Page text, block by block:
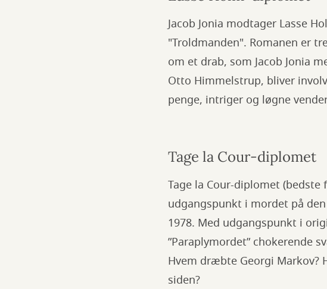
Jacob Jonia modtager Lasse
"Troldmanden". Romanen er
om et drab, som Jacob Jonia
Otto Himmelstrup, bliver
penge, intriger og løgne
Tage la Cour-diplomet
Tage la Cour-diplomet
udgangspunkt i mordet på
1978. Med udgangspunkt i
”Paraplymordet” chokerende
Hvem dræbte Georgi Markov?
siden?